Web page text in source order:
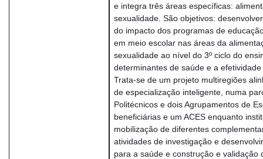
e integra três áreas específicas:
sexualidade. São objetivos:
do impacto dos programas de
em meio escolar nas áreas da
sexualidade ao nível do 3º ciclo do
determinantes de saúde e a
Trata-se de um projeto multiregiões
de especialização inteligente, numa
Politécnicos e dois Agrupamentos de
beneficiárias e um ACES enquanto
mobilização de diferentes
atividades de investigação e
para a saúde e construção e validação